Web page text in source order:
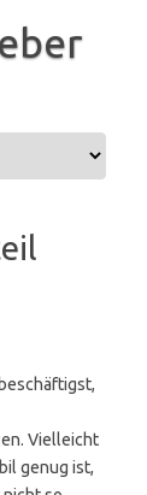
Vielleicht
genug ist,